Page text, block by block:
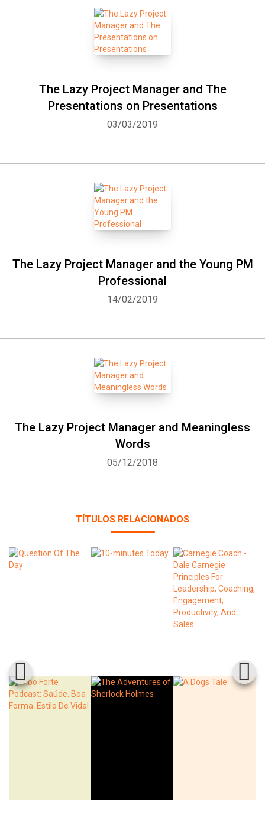
The Lazy Project Manager and The
Presentations on Presentations
03/03/2019
The Lazy Project Manager and the Young PM
Professional
14/02/2019
The Lazy Project Manager and Meaningless
Words
05/12/2018
TÍTULOS RELACIONADOS
Whatsapp Facebook Twitter E-mail